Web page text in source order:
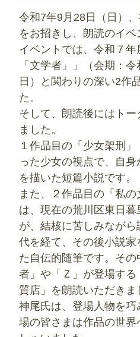
令和7年9月28日（日）
をお招きし、朗読のイベ
イベントでは、令和７年
「文学者」」（会期：
日）と関わりの深い2作
た。
そして、朗読後にはト
ました。
１作品目の「少女架刑
った少女の視点で、自
を描いた短篇小説です。
また、２作品目の「私
は、現在の荒川区東日
が、結核に苦しみなが
代を経て、その後小説
た自伝的随筆です。そ
者」や「Ｚ」が登場す
質店」を朗読いただきま
神尾氏は、登場人物を
場の皆さまは作品の世